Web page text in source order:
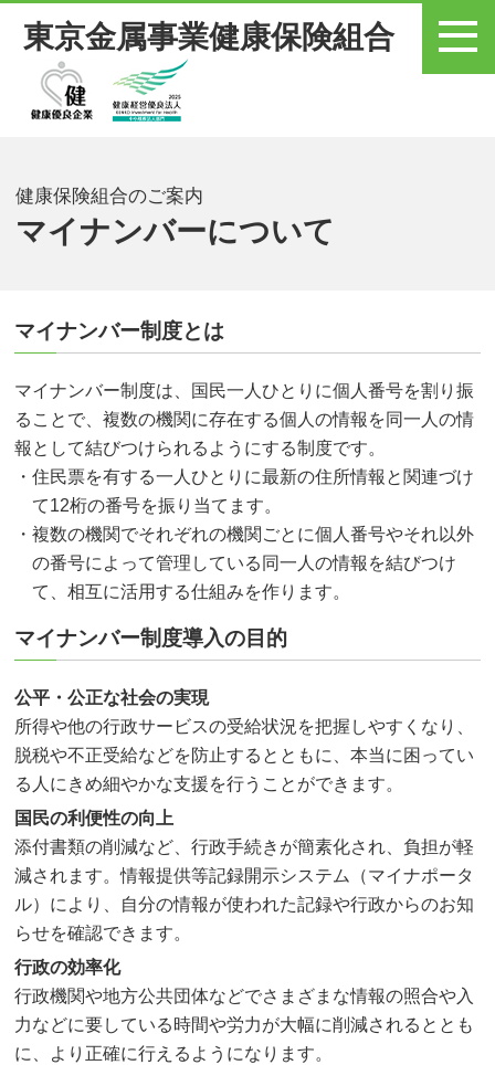
東京金属事業健康保険組合
健康保険組合のご案内
マイナンバーについて
マイナンバー制度とは
マイナンバー制度は、国民一人ひとりに個人番号を割り振
ることで、複数の機関に存在する個人の情報を同一人の情
報として結びつけられるようにする制度です。
・住民票を有する一人ひとりに最新の住所情報と関連づけ
て12桁の番号を振り当てます。
・複数の機関でそれぞれの機関ごとに個人番号やそれ以外
の番号によって管理している同一人の情報を結びつけ
て、相互に活用する仕組みを作ります。
マイナンバー制度導入の目的
公平・公正な社会の実現
所得や他の行政サービスの受給状況を把握しやすくなり、
脱税や不正受給などを防止するとともに、本当に困ってい
る人にきめ細やかな支援を行うことができます。
国民の利便性の向上
添付書類の削減など、行政手続きが簡素化され、負担が軽
減されます。情報提供等記録開示システム（マイナポータ
ル）により、自分の情報が使われた記録や行政からのお知
らせを確認できます。
行政の効率化
行政機関や地方公共団体などでさまざまな情報の照合や入
力などに要している時間や労力が大幅に削減されるととも
に、より正確に行えるようになります。